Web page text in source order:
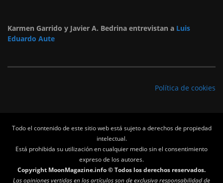
Karmen Garrido y Javier A. Bedrina entrevistan a Luis
Eduardo Aute
Política de cookies
Todo el contenido de este sitio web está sujeto a derechos de propiedad
intelectual.
Está prohibida su utilización en cualquier medio sin el consentimiento
expreso de los autores.
Copyright MoonMagazine.info © Todos los derechos reservados.
Las opiniones vertidas en los artículos son de exclusiva responsabilidad de